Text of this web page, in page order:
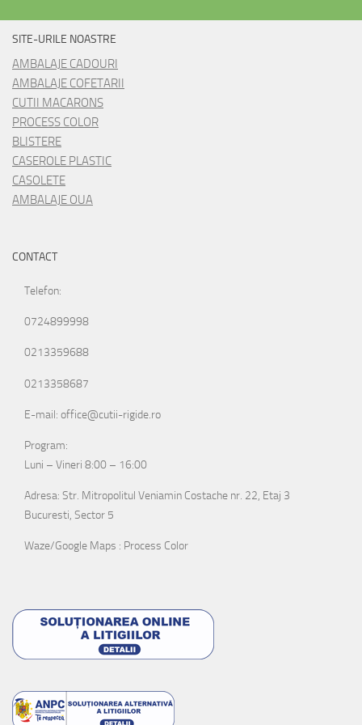
SITE-URILE NOASTRE
AMBALAJE CADOURI
AMBALAJE COFETARII
CUTII MACARONS
PROCESS COLOR
BLISTERE
CASEROLE PLASTIC
CASOLETE
AMBALAJE OUA
CONTACT
Telefon:
0724899998
0213359688
0213358687
E-mail: office@cutii-rigide.ro
Program:
Luni – Vineri 8:00 – 16:00
Adresa: Str. Mitropolitul Veniamin Costache nr. 22, Etaj 3
Bucuresti, Sector 5
Waze/Google Maps : Process Color